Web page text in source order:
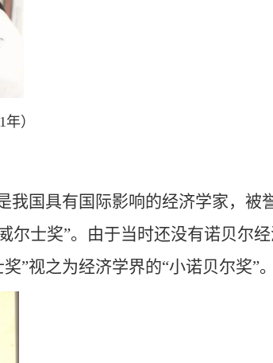
年）
我国具有国际影响的经济学家，被
士奖”。由于当时还没有诺贝尔经
”视之为经济学界的“小诺贝尔奖”。